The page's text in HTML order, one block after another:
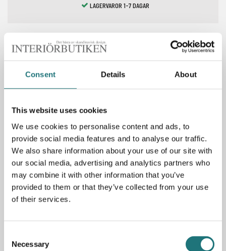
Consent Details About
This website uses cookies
We use cookies to personalise content and ads, to
provide social media features and to analyse our traffic.
We also share information about your use of our site with
our social media, advertising and analytics partners who
may combine it with other information that you’ve
provided to them or that they’ve collected from your use
of their services.
Selection
Necessary
LAGERVAROR 1-7 DAGAR
Spara som favorit
PRODUKTBESKRIVNING
Matbord Patch HW1 från danska &Tradition är ett
vackert, förlängningsbart bord som finns i flera
utföranden. Visas här i oljad valnöt och cacaofärgadm
tålig nanolaminat med diskreta mässingsdetaljer. Bordet
förlängs enkelt genom den smarta butterfly-funktionen
som kan förlänga bordet från 180 cm till 280 cm. Bredd
90 cm.
Massiv träram och droppformade ben i massivt trä. Finns
Artikelnummer